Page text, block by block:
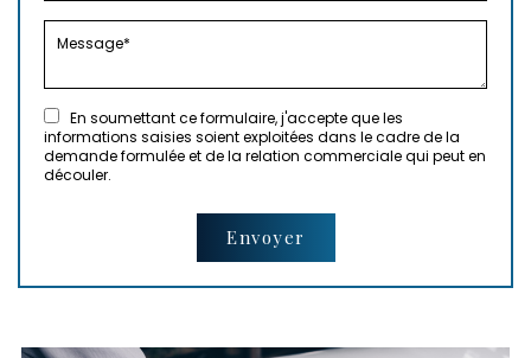
En soumettant ce formulaire, j'accepte que les
informations saisies soient exploitées dans le cadre de la
demande formulée et de la relation commerciale qui peut en
découler.